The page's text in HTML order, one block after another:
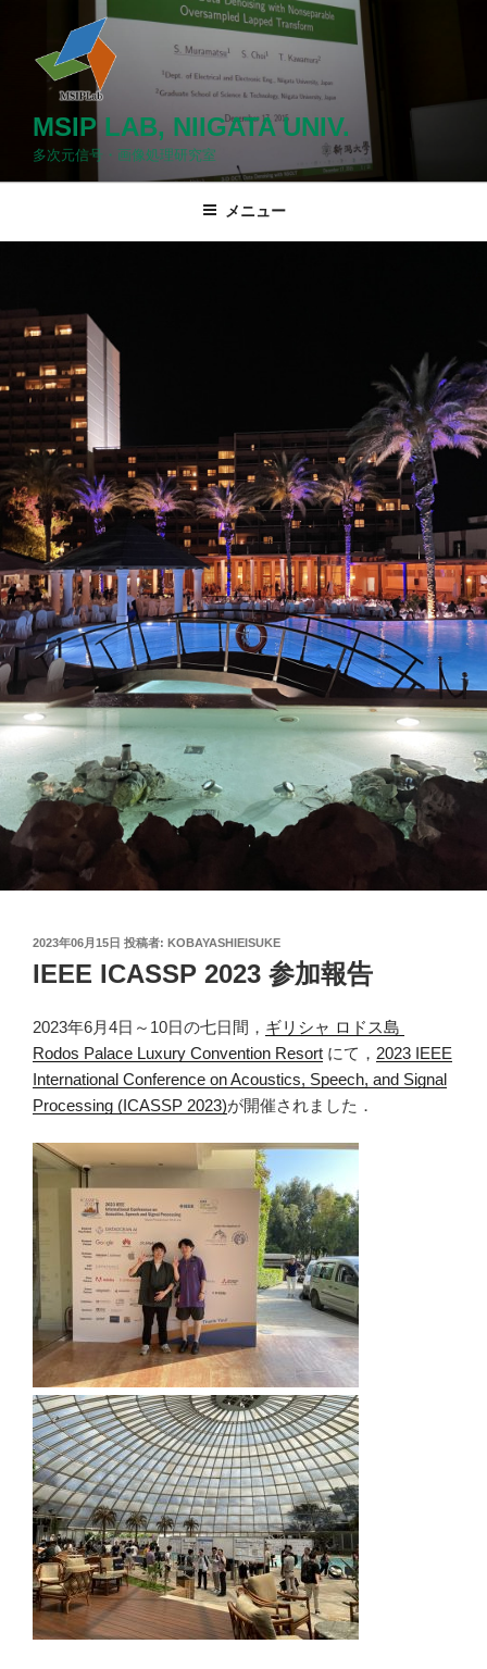
プ
MSIP LAB, NIIGATA UNIV.
多次元信号・画像処理研究室
メニュー
投
稿
日:
2023年06月15日 投稿者: KOBAYASHIEISUKE
IEEE ICASSP 2023 参加報告
2023年6月4日～10日の七日間， ギリシャ ロドス島
Rodos Palace Luxury Convention Resort にて， 2023 IEEE
International Conference on Acoustics, Speech, and Signal
Processing (ICASSP 2023)が開催されました．